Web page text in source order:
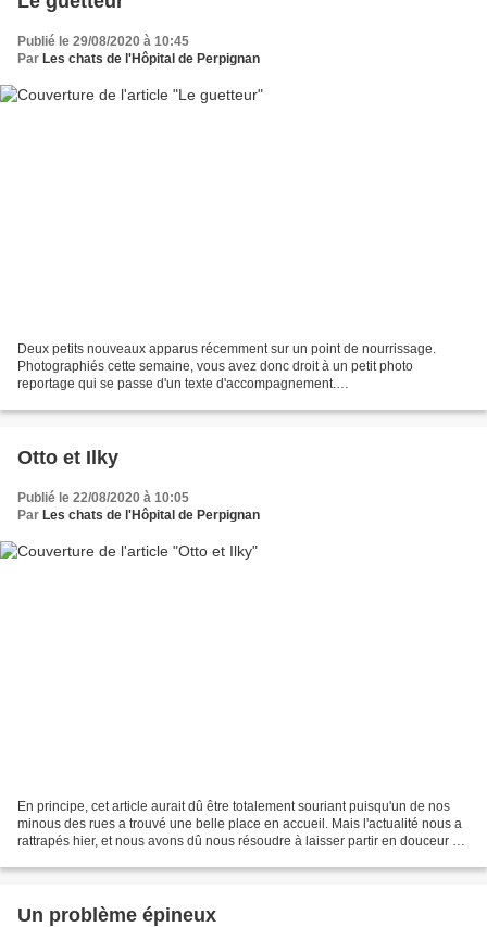
Publié le 29/08/2020 à 10:45
Par Les chats de l'Hôpital de Perpignan
Deux petits nouveaux apparus récemment sur un point de nourrissage.
Photographiés cette semaine, vous avez donc droit à un petit photo
reportage qui se passe d'un texte d'accompagnement.
Otto et Ilky
Publié le 22/08/2020 à 10:05
Par Les chats de l'Hôpital de Perpignan
En principe, cet article aurait dû être totalement souriant puisqu'un de nos
minous des rues a trouvé une belle place en accueil. Mais l'actualité nous a
rattrapés hier, et nous avons dû nous résoudre à laisser partir en douceur un
Un problème épineux